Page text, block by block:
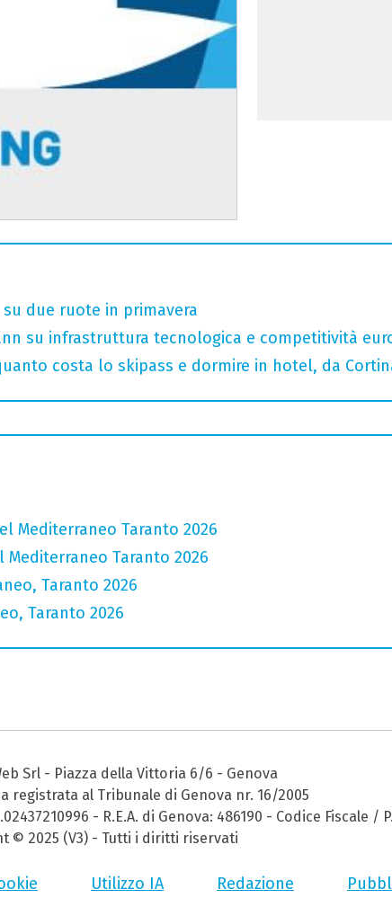
due ruote in primavera
su infrastruttura tecnologica e competitività
costa lo skipass e dormire in hotel, da
Mediterraneo Taranto 2026
Mediterraneo Taranto 2026
Taranto 2026
Taranto 2026
Srl - Piazza della Vittoria 6/6 - Genova
registrata al Tribunale di Genova nr. 16/2005
- R.E.A. di Genova: 486190 - Codice Fiscale /
© 2025 (V3) - Tutti i diritti riservati
Utilizzo IA Redazione